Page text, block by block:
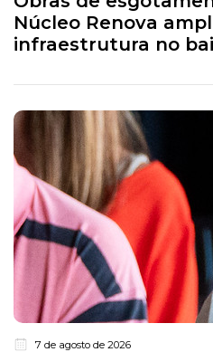
Núcleo Renova
infraestrutura no
7 de agosto de 2026